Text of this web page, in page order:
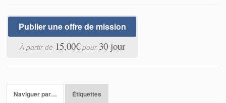
Publier une offre de mission
À partir de 15,00€pour 30 jour
Naviguer par… Étiquettes